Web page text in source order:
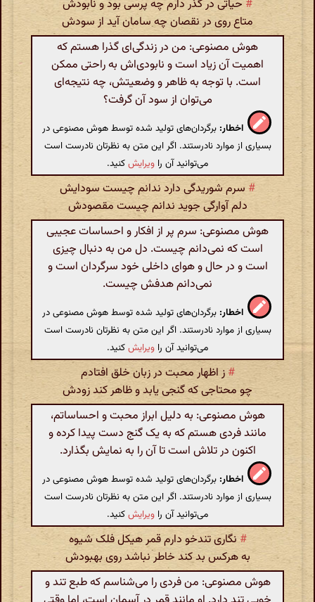
# حیاتی در گذر دارم چه پرسی بود و نابودش
متاع روی در نقصان چه سامان آید از سودش
هوش مصنوعی: من در زندگی‌ای گذرا هستم که
اهمیت آن زیاد است و نابودی‌اش به راحتی ممکن
است. با توجه به ظاهر و وضعیتش، چه نتیجه‌ای
می‌توان از سود آن گرفت؟
اخطار: برگردان‌های تولید شده توسط هوش مصنوعی در
بسیاری از موارد نادرستند. اگر این متن به نظرتان نادرست است
می‌توانید آن را ویرایشکنید.
# سرم شوریدگی دارد ندانم چیست سودایش
دلم آوارگی جوید ندانم چیست مقصودش
هوش مصنوعی: سرم پر از افکار و احساسات عجیبی
است که نمی‌دانم چیست. دل من به دنبال چیزی
است و در حال و هوای داخلی خود سرگردان است و
نمی‌دانم هدفش چیست.
اخطار: برگردان‌های تولید شده توسط هوش مصنوعی در
بسیاری از موارد نادرستند. اگر این متن به نظرتان نادرست است
می‌توانید آن را ویرایشکنید.
#ز اظهار محبت در زبان خلق افتادم
چو محتاجی که گنجی یابد و ظاهر کند زودش
هوش مصنوعی: به دلیل ابراز محبت و احساساتم،
مانند فردی هستم که به یک گنج دست پیدا کرده و
اکنون در تلاش است تا آن را به نمایش بگذارد.
اخطار: برگردان‌های تولید شده توسط هوش مصنوعی در
بسیاری از موارد نادرستند. اگر این متن به نظرتان نادرست است
می‌توانید آن را ویرایشکنید.
# نگاری تندخو دارم قمر هیکل فلک شیوه
به هرکس بد کند خاطر نباشد روی بهبودش
هوش مصنوعی: من فردی را می‌شناسم که طبع تند و